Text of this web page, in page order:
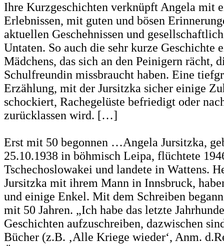
Ihre Kurzgeschichten verknüpft Angela mit
Erlebnissen, mit guten und bösen
aktuellen Geschehnissen und
Untaten. So auch die sehr kurze Geschichte
Mädchens, das sich an den Peinigern rächt,
Schulfreundin missbraucht haben. Eine
Erzählung, mit der Jursitzka sicher einige
schockiert, Rachegelüste befriedigt oder
zurücklassen wird. […]
Erst mit 50 begonnen …Angela Jursitzka,
25.10.1938 in böhmisch Leipa, flüchtete
Tschechoslowakei und landete in Wattens.
Jursitzka mit ihrem Mann in Innsbruck,
und einige Enkel. Mit dem Schreiben
mit 50 Jahren. „Ich habe das letzte
Geschichten aufzuschreiben, dazwischen
Bücher (z.B. ‚Alle Kriege wieder‘, Anm.